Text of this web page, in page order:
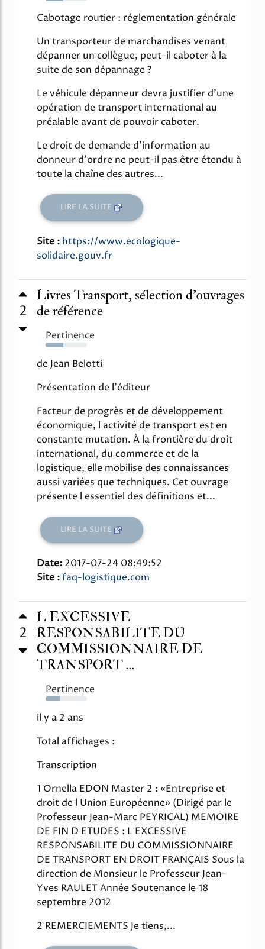
43%
Cabotage routier : réglementation générale
Un transporteur de marchandises venant
dépanner un collègue, peut-il caboter à la
suite de son dépannage ?
Le véhicule dépanneur devra justifier d'une
opération de transport international au
préalable avant de pouvoir caboter.
Le droit de demande d'information au
donneur d'ordre ne peut-il pas être étendu à
toute la chaîne des autres...
LIRE LA SUITE
Site : https://www.ecologique-
solidaire.gouv.fr
2
Livres Transport, sélection d'ouvrages
de référence
Pertinence
43%
de Jean Belotti
Présentation de l'éditeur
Facteur de progrès et de développement
économique, l activité de transport est en
constante mutation. À la frontière du droit
international, du commerce et de la
logistique, elle mobilise des connaissances
aussi variées que techniques. Cet ouvrage
présente l essentiel des définitions et...
LIRE LA SUITE
Date: 2017-07-24 08:49:52
Site :faq-logistique.com
2
L EXCESSIVE
RESPONSABILITE DU
COMMISSIONNAIRE DE
TRANSPORT ...
Pertinence
35%
il y a 2 ans
Total affichages :
Transcription
1 Ornella EDON Master 2 : «Entreprise et
droit de l Union Européenne» (Dirigé par le
Professeur Jean-Marc PEYRICAL) MEMOIRE
DE FIN D ETUDES : L EXCESSIVE
RESPONSABILITE DU COMMISSIONNAIRE
DE TRANSPORT EN DROIT FRANÇAIS Sous la
direction de Monsieur le Professeur Jean-
Yves RAULET Année Soutenance le 18
septembre 2012
2 REMERCIEMENTS Je tiens,...